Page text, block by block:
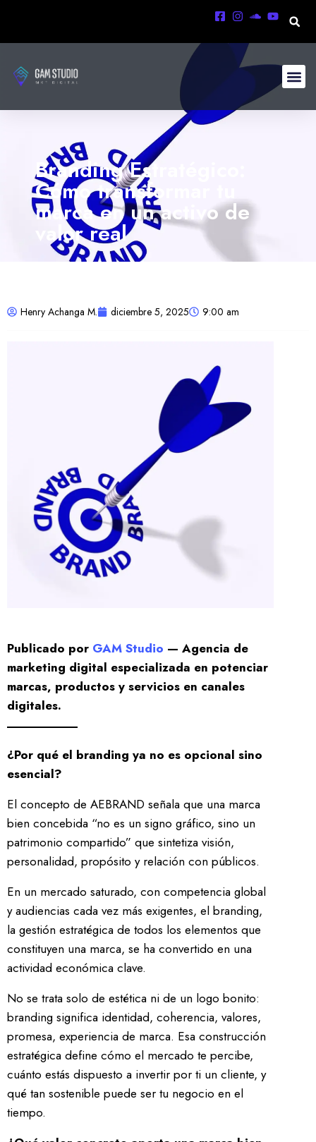
Branding Estratégico:
Cómo transformar tu
marca en un activo de
valor real
Henry Achanga M. diciembre 5, 2025 9:00 am
Publicado por GAM Studio — Agencia de
marketing digital especializada en potenciar
marcas, productos y servicios en canales
digitales.
¿Por qué el branding ya no es opcional sino
esencial?
El concepto de AEBRAND señala que una marca
bien concebida “no es un signo gráfico, sino un
patrimonio compartido” que sintetiza visión,
personalidad, propósito y relación con públicos.
En un mercado saturado, con competencia global
y audiencias cada vez más exigentes, el branding,
la gestión estratégica de todos los elementos que
constituyen una marca, se ha convertido en una
actividad económica clave.
No se trata solo de estética ni de un logo bonito:
branding significa identidad, coherencia, valores,
promesa, experiencia de marca. Esa construcción
estratégica define cómo el mercado te percibe,
cuánto estás dispuesto a invertir por ti un cliente, y
qué tan sostenible puede ser tu negocio en el
tiempo.